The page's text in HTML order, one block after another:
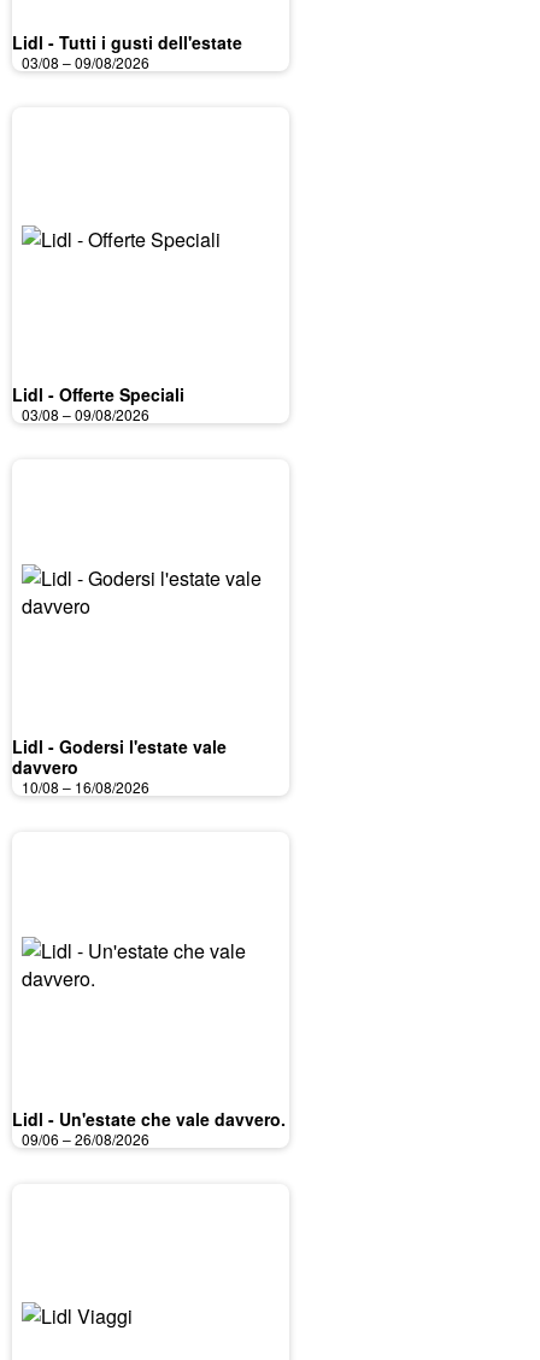
Lidl - Tutti i gusti dell'estate
03/08 – 09/08/2026
Lidl - Offerte Speciali
03/08 – 09/08/2026
Lidl - Godersi l'estate vale
davvero
10/08 – 16/08/2026
Lidl - Un'estate che vale davvero.
09/06 – 26/08/2026